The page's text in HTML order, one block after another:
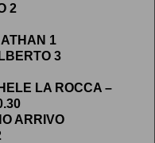
2
1
3
LA ROCCA –
ARRIVO